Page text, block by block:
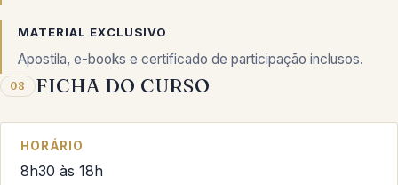
MATERIAL EXCLUSIVO
Apostila, e-books e certificado de participação inclusos.
08 FICHA DO CURSO
HORÁRIO
8h30 às 18h